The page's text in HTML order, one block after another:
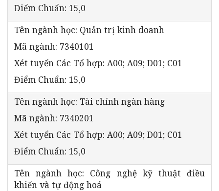
Điểm Chuẩn: 15,0
Tên ngành học: Quản trị kinh doanh
Mã ngành: 7340101
Xét tuyển Các Tổ hợp: A00; A09; D01; C01
Điểm Chuẩn: 15,0
Tên ngành học: Tài chính ngàn hàng
Mã ngành: 7340201
Xét tuyển Các Tổ hợp: A00; A09; D01; C01
Điểm Chuẩn: 15,0
Tên ngành học: Công nghệ kỹ thuật điều
khiển và tự động hoá